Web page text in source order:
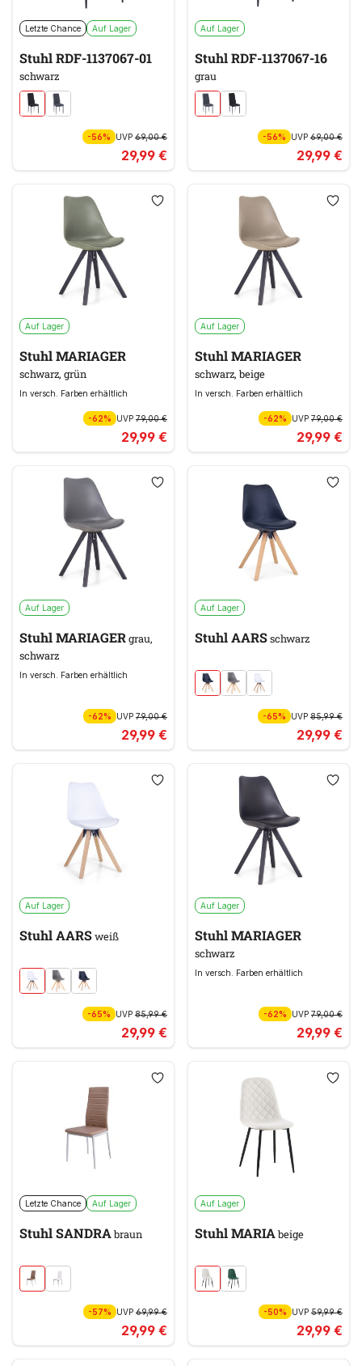
Letzte Chance Auf Lager
Stuhl RDF-1137067-01
schwarz
-56% UVP 69,00 €
29,99 €
Auf Lager
Stuhl RDF-1137067-16
grau
-56% UVP69,00 €
29,99 €
Auf Lager
Stuhl MARIAGER
schwarz, grün
In versch. Farben erhältlich
-62% UVP 79,00 €
29,99 €
Auf Lager
Stuhl MARIAGER
schwarz, beige
In versch. Farben erhältlich
-62% UVP79,00 €
29,99 €
Auf Lager
Stuhl MARIAGERgrau,
schwarz
In versch. Farben erhältlich
-62% UVP 79,00 €
29,99 €
Auf Lager
Stuhl AARSschwarz
-65% UVP85,99 €
29,99 €
Auf Lager
Stuhl AARSweiß
-65% UVP 85,99 €
29,99 €
Auf Lager
Stuhl MARIAGER
schwarz
In versch. Farben erhältlich
-62% UVP79,00 €
29,99 €
Letzte Chance Auf Lager
Stuhl SANDRAbraun
-57% UVP 69,99 €
29,99 €
Auf Lager
Stuhl MARIAbeige
-50% UVP59,99 €
29,99 €